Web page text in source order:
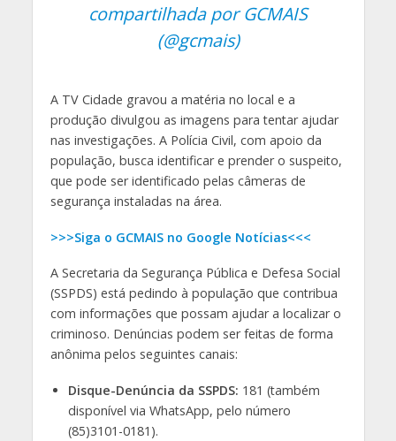
compartilhada por GCMAIS
(@gcmais)
A TV Cidade gravou a matéria no local e a
produção divulgou as imagens para tentar ajudar
nas investigações. A Polícia Civil, com apoio da
população, busca identificar e prender o suspeito,
que pode ser identificado pelas câmeras de
segurança instaladas na área.
>>>Siga o GCMAIS no Google Notícias<<<
A Secretaria da Segurança Pública e Defesa Social
(SSPDS) está pedindo à população que contribua
com informações que possam ajudar a localizar o
criminoso. Denúncias podem ser feitas de forma
anônima pelos seguintes canais:
Disque-Denúncia da SSPDS: 181 (também
disponível via WhatsApp, pelo número
(85)3101-0181).